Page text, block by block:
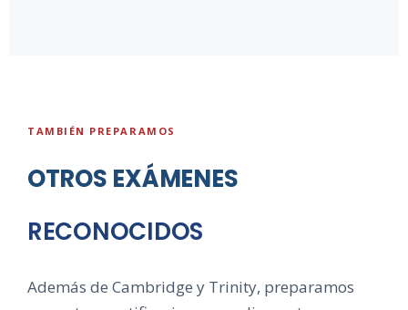
TAMBIÉN PREPARAMOS
OTROS EXÁMENES
RECONOCIDOS
Además de Cambridge y Trinity, preparamos